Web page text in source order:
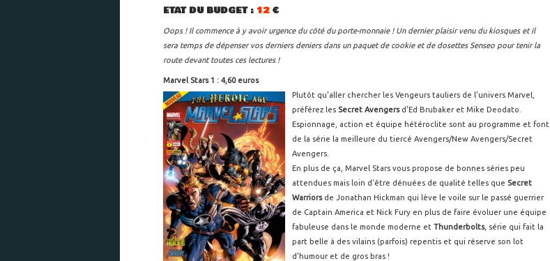
ETAT DU BUDGET : 12 €
Oops ! Il commence à y avoir urgence du côté du porte-monnaie ! Un dernier plaisir venu du kiosques et il
sera temps de dépenser vos derniers deniers dans un paquet de cookie et de dosettes Senseo pour tenir la
route devant toutes ces lectures !
Marvel Stars 1 : 4,60 euros
Plutôt qu'aller chercher les Vengeurs tauliers de l'univers Marvel,
préférez les Secret Avengersd'Ed Brubaker et Mike Deodato.
Espionnage, action et équipe hétéroclite sont au programme et font
de la série la meilleure du tiercé Avengers/New Avengers/Secret
Avengers.
En plus de ça, Marvel Stars vous propose de bonnes séries peu
attendues mais loin d'être dénuées de qualité telles que Secret
Warriorsde Jonathan Hickman qui lève le voile sur le passé guerrier
de Captain America et Nick Fury en plus de faire évoluer une équipe
fabuleuse dans le monde moderne et Thunderbolts, série qui fait la
part belle à des vilains (parfois) repentis et qui réserve son lot
d'humour et de gros bras !